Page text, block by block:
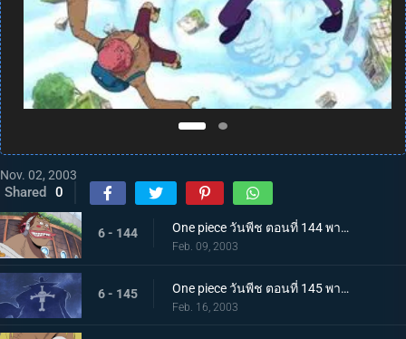
Nov. 02, 2003
Shared 0
6 - 144 One piece วันพีช ตอนที่ 144 พากย์ไทย สัญญาณที่ถูกขโมยไป เจ้าแห่งการกู้ซากเรือมาชิร่า
Feb. 09, 2003
6 - 145 One piece วันพีช ตอนที่ 145 พากย์ไทย ปากทางเข้าสัตว์ประหลาด อย่าไปยุ่งกับโจรสลัดหนวดขาวนะ
Feb. 16, 2003